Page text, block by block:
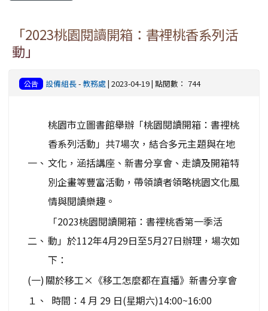
「2023桃園閱讀開箱：書裡桃香系列活
動」
公告 設備組長-教務處 | 2023-04-19 | 點閱數： 744
一、
桃園市立圖書館舉辦「桃園閱讀開箱：書裡桃
香系列活動」共7場次，結合多元主題與在地
文化，涵括講座、新書分享會、走讀及開箱特
別企畫等豐富活動，帶領讀者領略桃園文化風
情與閱讀樂趣。
二、
「2023桃園閱讀開箱：書裡桃香第一季活
動」於112年4月29日至5月27日辦理，場次如
下：
(一)關於移工×《移工怎麼都在直播》新書分享會
１、
時間：4 月 29 日(星期六)14:00~16:00